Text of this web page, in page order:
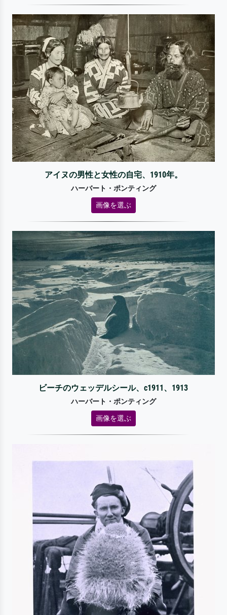
アイヌの男性と女性の自宅、1910年。
ハーバート・ポンティング
画像を選ぶ
ビーチのウェッデルシール、c1911、1913
ハーバート・ポンティング
画像を選ぶ